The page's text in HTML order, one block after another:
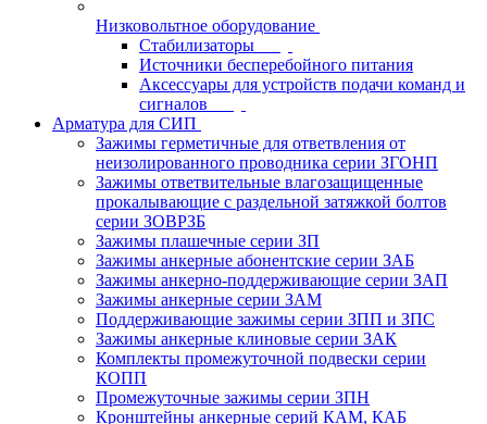
Низковольтное оборудование
Стабилизаторы
Источники бесперебойного питания
Аксессуары для устройств подачи команд и
сигналов
Арматура для СИП
Зажимы герметичные для ответвления от
неизолированного проводника серии ЗГОНП
Зажимы ответвительные влагозащищенные
прокалывающие с раздельной затяжкой болтов
серии ЗОВРЗБ
Зажимы плашечные серии ЗП
Зажимы анкерные абонентские серии ЗАБ
Зажимы анкерно-поддерживающие серии ЗАП
Зажимы анкерные серии ЗАМ
Поддерживающие зажимы серии ЗПП и ЗПС
Зажимы анкерные клиновые серии ЗАК
Комплекты промежуточной подвески серии
КОПП
Промежуточные зажимы серии ЗПН
Кронштейны анкерные серий КАМ, КАБ